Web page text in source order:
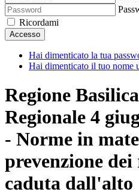
Ricordami
Accesso
Hai dimenticato la tua
Hai dimenticato il tuo nome
Regione
Regionale 4
- Norme in
prevenzione
caduta dall'alto